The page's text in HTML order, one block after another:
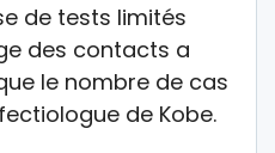
de tests limités
des contacts a
le nombre de cas
de Kobe.